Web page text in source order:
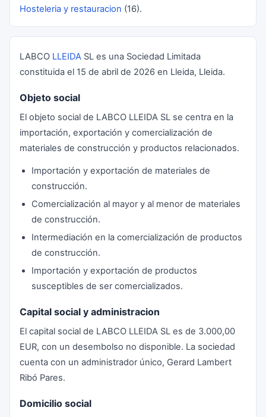
Hosteleria y restauracion (16).
LABCO LLEIDA SL es una Sociedad Limitada
constituida el 15 de abril de 2026 en Lleida, Lleida.
Objeto social
El objeto social de LABCO LLEIDA SL se centra en la
importación, exportación y comercialización de
materiales de construcción y productos relacionados.
Importación y exportación de materiales de
construcción.
Comercialización al mayor y al menor de materiales
de construcción.
Intermediación en la comercialización de productos
de construcción.
Importación y exportación de productos
susceptibles de ser comercializados.
Capital social y administracion
El capital social de LABCO LLEIDA SL es de 3.000,00
EUR, con un desembolso no disponible. La sociedad
cuenta con un administrador único, Gerard Lambert
Ribó Pares.
Domicilio social